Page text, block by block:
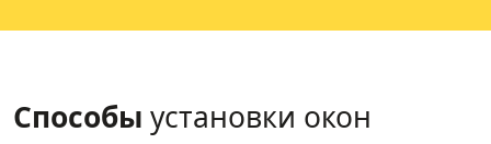
Способы установки окон